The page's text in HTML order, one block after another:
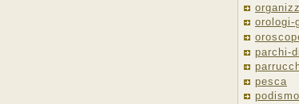
orologi-
parchi-
pesca
podismo